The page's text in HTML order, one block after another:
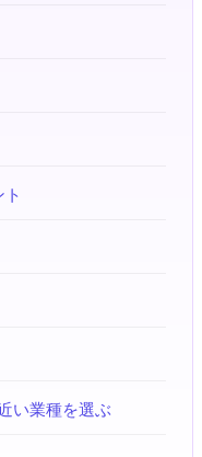
い業種を選ぶ